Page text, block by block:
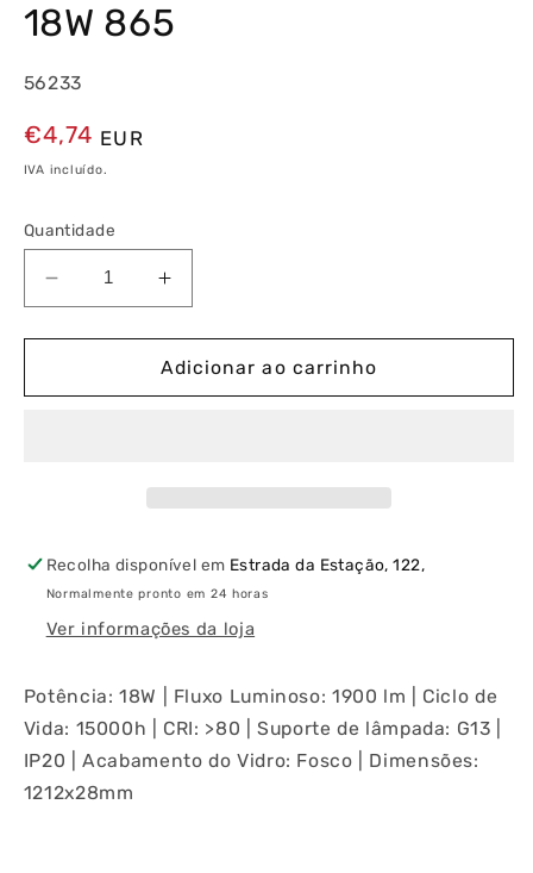
18W 865
56233
Preço
normal
€4,74 EUR
IVA incluído.
Quantidade
Diminuir
a
quantidade
G13
1200MM
18W
865
Aumentar
a
quantidade
de
G13
1200MM
18W
865
Adicionar ao carrinho
Recolha disponível em Estrada da Estação, 122,
Normalmente pronto em 24 horas
Ver informações da loja
Potência: 18W | Fluxo Luminoso: 1900 lm | Ciclo de
Vida: 15000h | CRI: >80 | Suporte de lâmpada: G13 |
IP20 | Acabamento do Vidro: Fosco | Dimensões:
1212x28mm